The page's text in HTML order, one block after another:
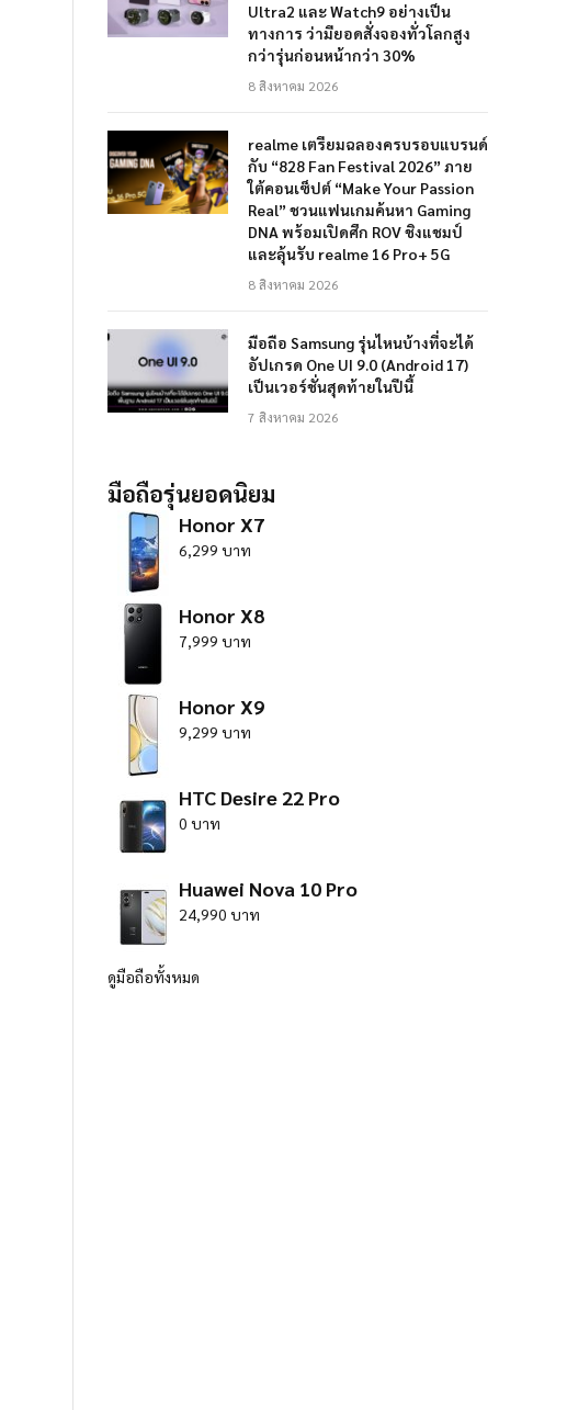
Ultra2 และ Watch9 อย่างเป็น
ทางการ ว่ามียอดสั่งจองทั่วโลกสูง
กว่ารุ่นก่อนหน้ากว่า 30%
8 สิงหาคม 2026
realme เตรียมฉลองครบรอบแบรนด์
กับ “828 Fan Festival 2026” ภาย
ใต้คอนเซ็ปต์ “Make Your Passion
Real” ชวนแฟนเกมค้นหา Gaming
DNA พร้อมเปิดศึก ROV ชิงแชมป์
และลุ้นรับ realme 16 Pro+ 5G
8 สิงหาคม 2026
มือถือ Samsung รุ่นไหนบ้างที่จะได้
อัปเกรด One UI 9.0 (Android 17)
เป็นเวอร์ชั่นสุดท้ายในปีนี้
7 สิงหาคม 2026
มือถือรุ่นยอดนิยม
Honor X7
6,299 บาท
Honor X8
7,999 บาท
Honor X9
9,299 บาท
HTC Desire 22 Pro
0 บาท
Huawei Nova 10 Pro
24,990 บาท
ดูมือถือทั้งหมด